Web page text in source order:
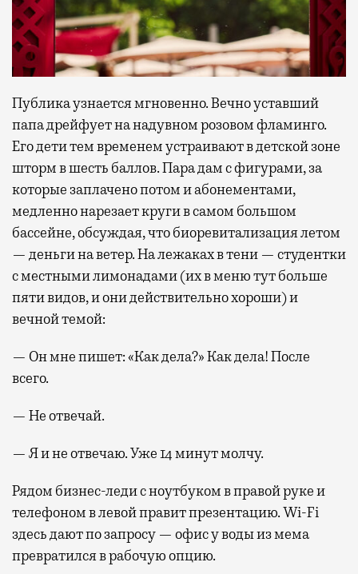
Публика узнается мгновенно. Вечно уставший
папа дрейфует на надувном розовом фламинго.
Его дети тем временем устраивают в детской зоне
шторм в шесть баллов. Пара дам с фигурами, за
которые заплачено потом и абонементами,
медленно нарезает круги в самом большом
бассейне, обсуждая, что биоревитализация летом
— деньги на ветер. На лежаках в тени — студентки
с местными лимонадами (их в меню тут больше
пяти видов, и они действительно хороши) и
вечной темой:
— Он мне пишет: «Как дела?» Как дела! После
всего.
— Не отвечай.
— Я и не отвечаю. Уже 14 минут молчу.
Рядом бизнес-леди с ноутбуком в правой руке и
телефоном в левой правит презентацию. Wi-Fi
здесь дают по запросу — офис у воды из мема
превратился в рабочую опцию.